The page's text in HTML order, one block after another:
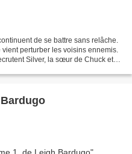
de se battre sans relâche.
perturber les voisins ennemis.
Silver, la sœur de Chuck et